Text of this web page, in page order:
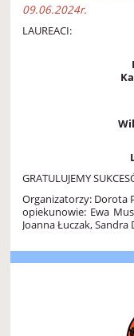
09.06.2024r.
LAUREACI:
GRATULUJEMY
Organizatorzy: Dorota
opiekunowie: Ewa
Joanna Łuczak, Sandra